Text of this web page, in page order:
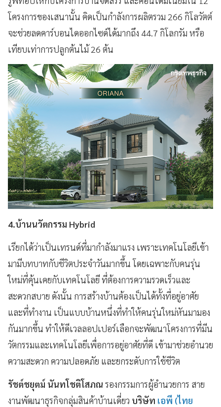
โครงการของเสนานั้น คิดเป็นกำลังการผลิตรวม 266 กิโลวัตต์
จะช่วยลดคาร์บอนไดออกไซด์ได้มากถึง 44.7 กิโลกรัม หรือ
เทียบเท่าการปลูกต้นไม้26 ต้น
4.บ้านนวัตกรรม Hybrid
เรียกได้ว่าเป็นเทรนด์ที่มากำลังมาแรง เพราะเทคโนโลยีเข้า
มามีบทบาทกับชีวิตประจำวันมากขึ้น โดยเฉพาะกับคนรุ่น
ใหม่ที่คุ้นเคยกับเทคโนโลยีที่ต้องการความรวดเร็วและ
สะดวกสบาย ดังนั้น การสร้างบ้านต้องเป็นได้ทั้งที่อยู่อาศัย
และที่ทำงาน เป็นแบบบ้านหนึ่งที่ทำให้คนรุ่นใหม่หันมามอง
กันมากขึ้น ทำให้ดีเวลลอปเปอร์เลือกจะพัฒนาโครงการที่มีน
วัตกรรมและเทคโนโลยีเพื่อการอยู่อาศัยที่ดี เข้ามาช่วยอำนวย
ความสะดวก ความปลอดภัย และยกระดับการใช้ชีวิต
รัชต์ชยุตม์ นันทโชติโสภณ รองกรรมการผู้อำนวยการ สาย
งานพัฒนาธุรกิจกลุ่มสินค้าบ้านเดี่ยว บริษัท เอพี (ไทย